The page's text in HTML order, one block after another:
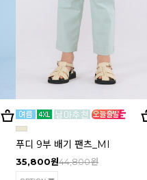
푸디 9부 배기 팬츠_MI
35,800원44,800원